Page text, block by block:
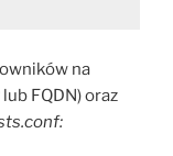
na
FQDN) oraz